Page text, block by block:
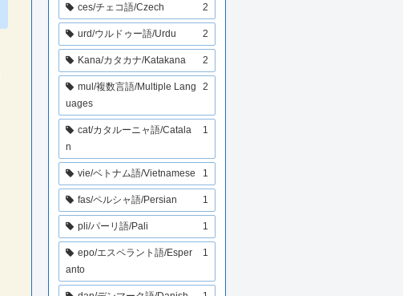
ces/チェコ語/Czech 2
urd/ウルドゥー語/Urdu 2
Kana/カタカナ/Katakana 2
mul/複数言語/Multiple Lang
uages
2
cat/カタルーニャ語/Catala
n
1
vie/ベトナム語/Vietnamese 1
fas/ペルシャ語/Persian 1
pli/パーリ語/Pali 1
epo/エスペラント語/Esper
anto
1